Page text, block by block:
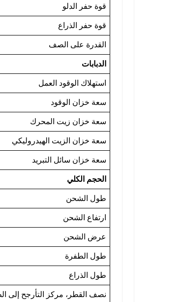
قوة حفر الدلو
قوة حفر الذراع
القدرة على الصف
الدبابات
استهلاك الوقود العمل
سعة خزان الوقود
سعة خزان زيت المحرك
سعة خزان الزيت الهيدروليكي
سعة خزان سائل التبريد
الحجم الكلي
طول الشحن
ارتفاع الشحن
عرض الشحن
طول الطفرة
طول الذراع
نصف القطر، مركز التأرجح إلى